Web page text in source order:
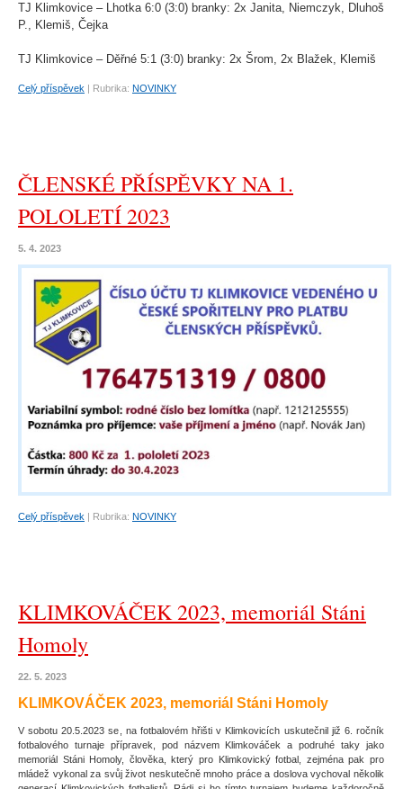
TJ Klimkovice – Lhotka 6:0 (3:0) branky: 2x Janita, Niemczyk, Dluhoš
P., Klemiš, Čejka
TJ Klimkovice – Děřné 5:1 (3:0) branky: 2x Šrom, 2x Blažek, Klemiš
Celý příspěvek Rubrika: NOVINKY
ČLENSKÉ PŘÍSPĚVKY NA 1.
POLOLETÍ 2023
5. 4. 2023
Celý příspěvek Rubrika: NOVINKY
KLIMKOVÁČEK 2023, memoriál Stáni
Homoly
22. 5. 2023
KLIMKOVÁČEK 2023, memoriál Stáni Homoly
V sobotu 20.5.2023 se, na fotbalovém hřišti v Klimkovicích uskutečnil již 6. ročník
fotbalového turnaje přípravek, pod názvem Klimkováček a podruhé taky jako
memoriál Stáni Homoly, člověka, který pro Klimkovický fotbal, zejména pak pro
mládež vykonal za svůj život neskutečně mnoho práce a doslova vychoval několik
Portrét